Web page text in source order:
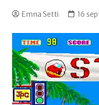
Emna Setti 16